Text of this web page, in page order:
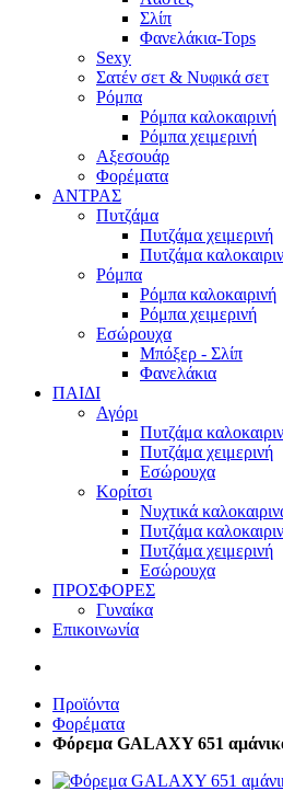
Σλίπ
Φανελάκια-Tops
Sexy
Σατέν σετ & Νυφικά σετ
Ρόμπα
Ρόμπα καλοκαιρινή
Ρόμπα χειμερινή
Αξεσουάρ
Φορέματα
ΑΝΤΡΑΣ
Πυτζάμα
Πυτζάμα χειμερινή
Πυτζάμα
Ρόμπα
Ρόμπα καλοκαιρινή
Ρόμπα χειμερινή
Εσώρουχα
Μπόξερ - Σλίπ
Φανελάκια
ΠΑΙΔΙ
Αγόρι
Πυτζάμα
Πυτζάμα χειμερινή
Εσώρουχα
Κορίτσι
Νυχτικά
Πυτζάμα
Πυτζάμα χειμερινή
Εσώρουχα
ΠΡΟΣΦΟΡΕΣ
Γυναίκα
Επικοινωνία
Προϊόντα
Φορέματα
Φόρεμα GALAXY 651